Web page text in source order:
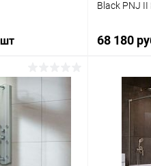
Сравнение
Black PNJ
68 180
В